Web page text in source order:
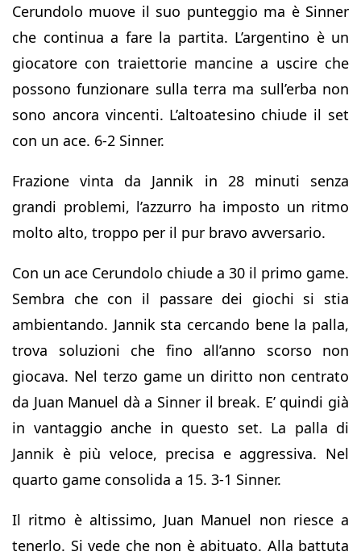
Cerundolo muove il suo punteggio ma è Sinner
che continua a fare la partita. L’argentino è un
giocatore con traiettorie mancine a uscire che
possono funzionare sulla terra ma sull’erba non
sono ancora vincenti. L’altoatesino chiude il set
con un ace. 6-2 Sinner.
Frazione vinta da Jannik in 28 minuti senza
grandi problemi, l’azzurro ha imposto un ritmo
molto alto, troppo per il pur bravo avversario.
Con un ace Cerundolo chiude a 30 il primo game.
Sembra che con il passare dei giochi si stia
ambientando. Jannik sta cercando bene la palla,
trova soluzioni che fino all’anno scorso non
giocava. Nel terzo game un diritto non centrato
da Juan Manuel dà a Sinner il break. E’ quindi già
in vantaggio anche in questo set. La palla di
Jannik è più veloce, precisa e aggressiva. Nel
quarto game consolida a 15. 3-1 Sinner.
Il ritmo è altissimo, Juan Manuel non riesce a
tenerlo. Si vede che non è abituato. Alla battuta